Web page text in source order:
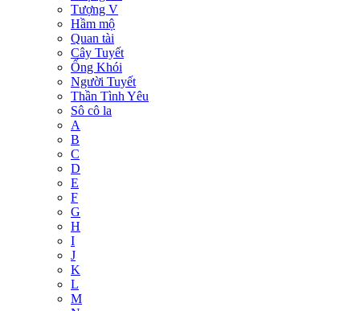
Tượng V
Hầm mộ
Quan tài
Cây Tuyết
Ống Khói
Người Tuyết
Thần Tình Yêu
Sô cô la
A
B
C
D
E
F
G
H
I
J
K
L
M